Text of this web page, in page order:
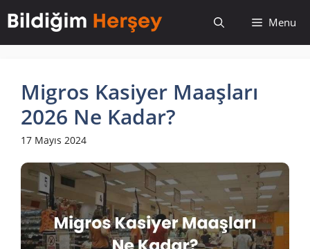
atla
Menu
Migros Kasiyer Maaşları
2026 Ne Kadar?
17 Mayıs 2024